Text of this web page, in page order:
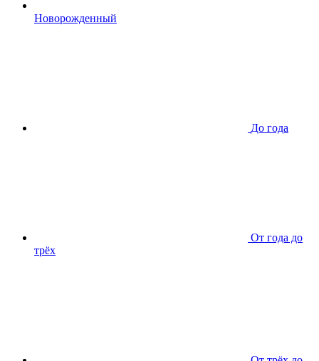
Новорожденный
До года
От года до
трёх